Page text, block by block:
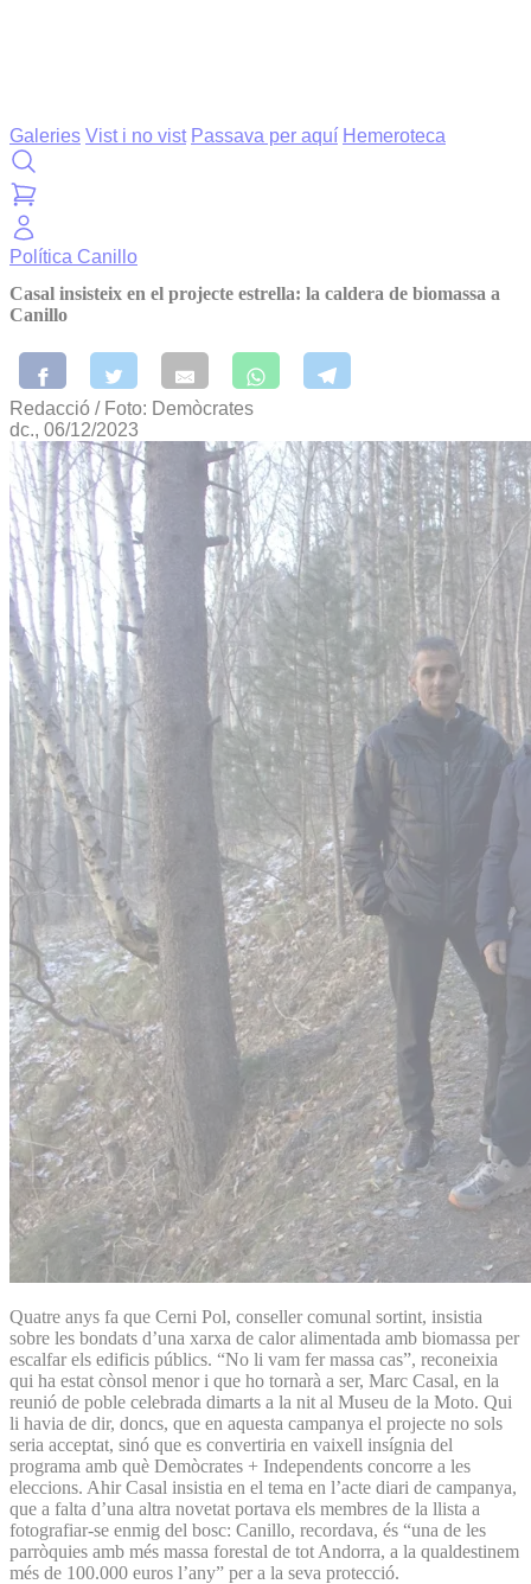
Galeries Vist i no vist Passava per aquí Hemeroteca
Política Canillo
Casal insisteix en el projecte estrella: la caldera de biomassa a
Canillo
Redacció / Foto: Demòcrates
dc., 06/12/2023
Quatre anys fa que Cerni Pol, conseller comunal sortint, insistia
sobre les bondats d’una xarxa de calor alimentada amb biomassa per
escalfar els edificis públics. “No li vam fer massa cas”, reconeixia
qui ha estat cònsol menor i que ho tornarà a ser, Marc Casal, en la
reunió de poble celebrada dimarts a la nit al Museu de la Moto. Qui
li havia de dir, doncs, que en aquesta campanya el projecte no sols
seria acceptat, sinó que es convertiria en vaixell insígnia del
programa amb què Demòcrates + Independents concorre a les
eleccions. Ahir Casal insistia en el tema en l’acte diari de campanya,
que a falta d’una altra novetat portava els membres de la llista a
fotografiar-se enmig del bosc: Canillo, recordava, és “una de les
parròquies amb més massa forestal de tot Andorra, a la qualdestinem
més de 100.000 euros l’any” per a la seva protecció.